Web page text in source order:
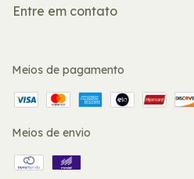
Entre em contato
Meios de pagamento
Meios de envio